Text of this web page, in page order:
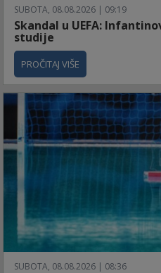
SUBOTA, 08.08.2026 | 09:19
Skandal u UEFA:
studije
PROČITAJ VIŠE
SUBOTA, 08.08.2026 | 08:36